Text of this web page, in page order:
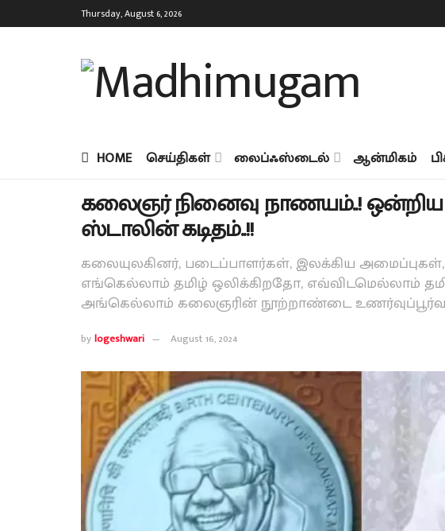
Thursday, August 6, 2026
HOME செய்திகள் லைப்ஃஸ்டைல் ஆன்மிகம்
கலைஞர் நினைவு நாணயம்..! ஒன்றிய
ஸ்டாலின் கடிதம்..!!
கலையுலகினர், படைப்பாளர்கள், இலக்கிய
எங்கெல்லாம் தமிழ் ஒலிக்கிறதோ, எவ்விடமெல்லாம்
அங்கெல்லாம் கலைஞரின் நூற்றாண்டை
bylogeshwari August 16, 2024